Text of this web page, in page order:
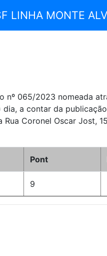
LINHA MONTE
065/2023 nomeada
a contar da
Coronel Oscar Jost,
Pont
9